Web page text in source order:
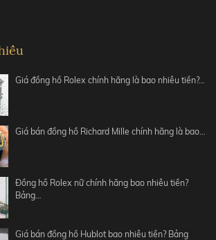
Giá đồng hồ Rolex chính hãng là bao nhiêu tiền?…
Giá bán đồng hồ Richard Mille chính hãng là bao…
Đồng hồ Rolex nữ chính hãng bao nhiêu tiền?
Bảng…
Giá bán đồng hồ Hublot bao nhiêu tiền? Bảng